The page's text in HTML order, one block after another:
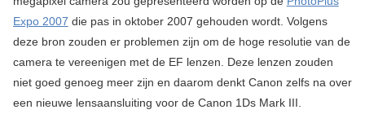
Expo 2007 die pas in oktober 2007 gehouden wordt. Volgens
deze bron zouden er problemen zijn om de hoge resolutie van de
camera te vereenigen met de EF lenzen. Deze lenzen zouden
niet goed genoeg meer zijn en daarom denkt Canon zelfs na over
een nieuwe lensaansluiting voor de Canon 1Ds Mark III.